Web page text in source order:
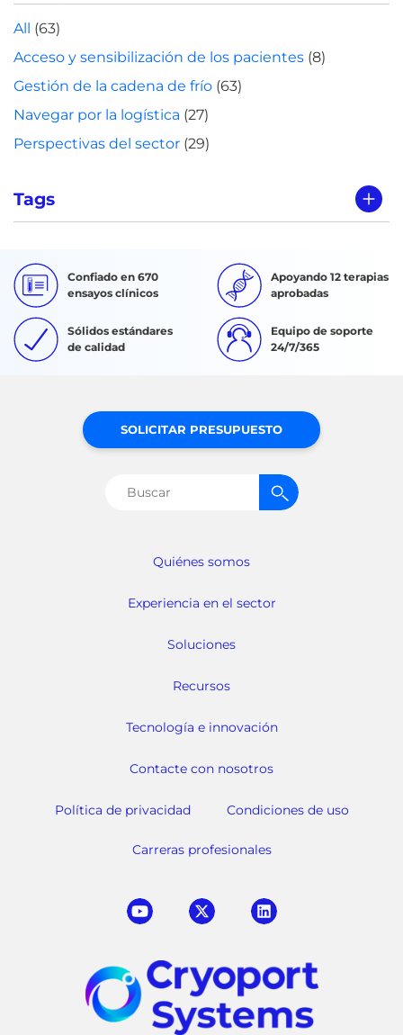
All (63)
Acceso y sensibilización de los pacientes (8)
Gestión de la cadena de frío (63)
Navegar por la logística (27)
Perspectivas del sector (29)
Tags
Confiado en 670
ensayos clínicos
Apoyando 12 terapias
aprobadas
Sólidos estándares
de calidad
Equipo de soporte
24/7/365
Quiénes somos
Experiencia en el sector
Soluciones
Recursos
Tecnología e innovación
Contacte con nosotros
Política de privacidad Condiciones de uso
Carreras profesionales
SOLICITAR PRESUPUESTO
Buscar: